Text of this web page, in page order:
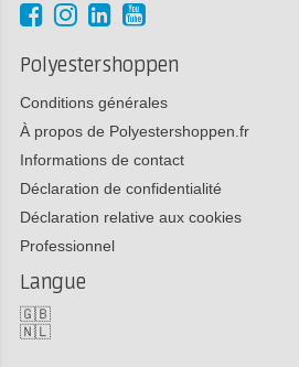
Polyestershoppen
Conditions générales
À propos de Polyestershoppen.fr
Informations de contact
Déclaration de confidentialité
Déclaration relative aux cookies
Professionnel
Langue
🇬🇧
🇳🇱